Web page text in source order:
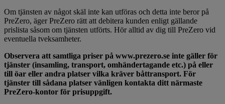
Om tjänsten av något skäl inte kan utföras och detta inte beror på
PreZero, äger PreZero rätt att debitera kunden enligt gällande
prislista såsom om tjänsten utförts. Hör alltid av dig till PreZero vid
eventuella tveksamheter.
Observera att samtliga priser på www.prezero.se inte gäller för
tjänster (insamling, transport, omhändertagande etc.) på eller
till öar eller andra platser vilka kräver båttransport. För
tjänster till sådana platser vänligen kontakta ditt närmaste
PreZero-kontor för prisuppgift.